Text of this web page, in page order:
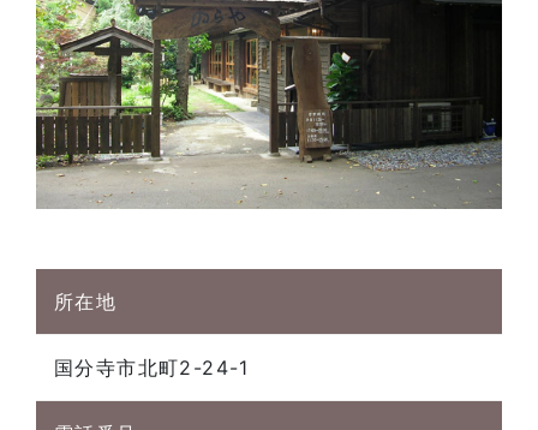
所在地
国分寺市北町2-24-1